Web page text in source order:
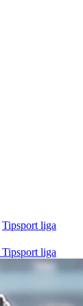
Tipsport liga
Tipsport liga